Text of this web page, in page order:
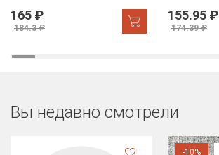
165 ₽
184.3 ₽
155.95 ₽
174.39 ₽
Вы недавно смотрели
-10%